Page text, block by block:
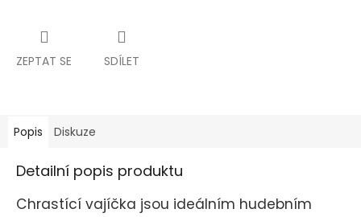
ZEPTAT SE SDÍLET
Popis Diskuze
Detailní popis produktu
Chrastící vajíčka jsou ideálním hudebním